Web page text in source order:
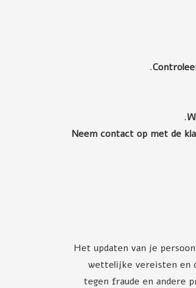
Neem contact op met de
Het updaten van je
wettelijke vereisten en
tegen fraude en andere